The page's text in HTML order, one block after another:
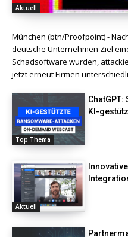
Aktuell
München (btn/Proofpoint) -
deutsche Unternehmen Ziel
Schadsoftware wurden,
jetzt erneut Firmen
Top Thema
KI-
Aktuell